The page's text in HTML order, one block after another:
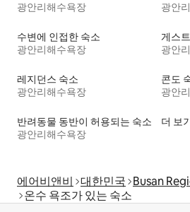
광안리해수욕장
광안
수변에 인접한 숙소
광안리해수욕장
게스
광안
레지던스 숙소
광안리해수욕장
콘도
광안
반려동물 동반이 허용되는 숙소
광안리해수욕장
더 보
에어비앤비 대한민국 Busan
온수 욕조가 있는 숙소